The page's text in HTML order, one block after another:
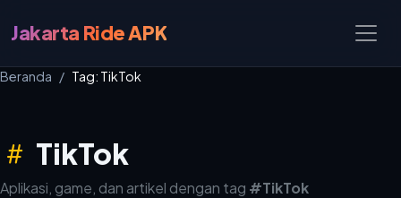
Jakarta Ride APK
Beranda Tag: TikTok
TikTok
Aplikasi, game, dan artikel dengan tag #TikTok